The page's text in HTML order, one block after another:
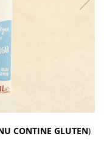
CONTINE GLUTEN)